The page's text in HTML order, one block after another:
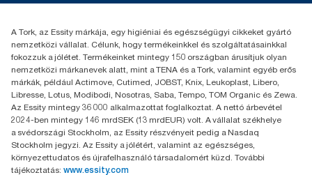
+36 1 392 2176
H-1021 Budapest
Budakeszi út 51.
A Tork, az Essity márkája, egy higiéniai és egészségügyi cikkeket gyártó
nemzetközi vállalat. Célunk, hogy termékeinkkel és szolgáltatásainkkal
fokozzuk a jólétet. Termékeinket mintegy 150 országban árusítjuk olyan
nemzetközi márkanevek alatt, mint a TENA és a Tork, valamint egyéb erős
márkák, például Actimove, Cutimed, JOBST, Knix, Leukoplast, Libero,
Libresse, Lotus, Modibodi, Nosotras, Saba, Tempo, TOM Organic és Zewa.
Az Essity mintegy 36 000 alkalmazottat foglalkoztat. A nettó árbevétel
2024-ben mintegy 146 mrdSEK (13 mrdEUR) volt. A vállalat székhelye
a svédországi Stockholm, az Essity részvényeit pedig a Nasdaq
Stockholm jegyzi. Az Essity a jólétért, valamint az egészséges,
környezettudatos és újrafelhasználó társadalomért küzd. További
tájékoztatás: www.essity.com